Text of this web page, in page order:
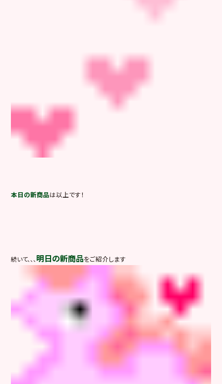
本日の新商品は以上です！
続いて、、、 明日の新商品をご紹介します